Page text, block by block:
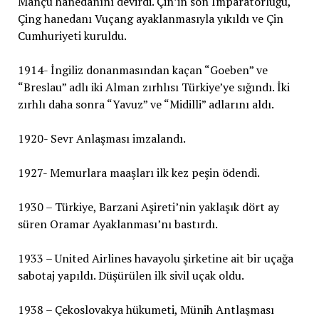
Çing hanedanı Vuçang ayaklanmasıyla yıkıldı ve Çin
Cumhuriyeti kuruldu.
1914- İngiliz donanmasından kaçan “Goeben” ve
“Breslau” adlı iki Alman zırhlısı Türkiye’ye sığındı. İki
zırhlı daha sonra “Yavuz” ve “Midilli” adlarını aldı.
1920- Sevr Anlaşması imzalandı.
1927- Memurlara maaşları ilk kez peşin ödendi.
1930 – Türkiye, Barzani Aşireti’nin yaklaşık dört ay
süren Oramar Ayaklanması’nı bastırdı.
1933 – United Airlines havayolu şirketine ait bir uçağa
sabotaj yapıldı. Düşürülen ilk sivil uçak oldu.
1938 – Çekoslovakya hükumeti, Münih Antlaşması